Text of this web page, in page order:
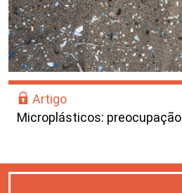
Artigo
Microplásticos: